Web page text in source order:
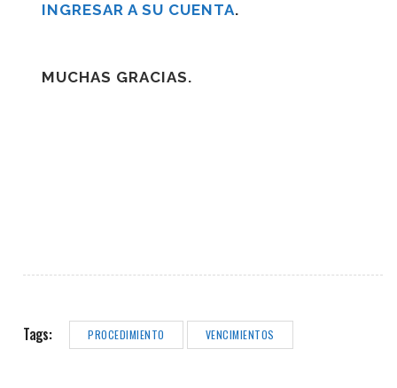
INGRESAR A SU CUENTA.
MUCHAS GRACIAS.
Tags: PROCEDIMIENTO VENCIMIENTOS